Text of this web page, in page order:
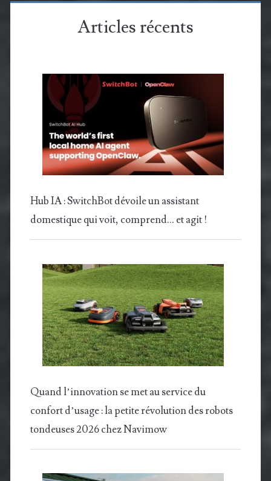
Articles récents
Hub IA : SwitchBot dévoile un assistant
domestique qui voit, comprend… et agit !
Quand l’innovation se met au service du
confort d’usage : la petite révolution des robots
tondeuses 2026 chez Navimow